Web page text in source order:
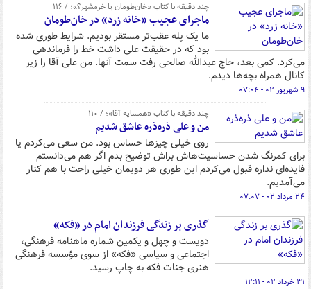
چند دقیقه با کتاب «خان‌طومان یا خرمشهر؟»؛ / ۱۱۶
ماجرای عجیب «خانه زرد» در خان‌طومان
ما یک پله عقب‌تر مستقر بودیم. شرایط طوری شده
بود که در حقیقت علی داشت خط را فرماندهی
می‌کرد. کمی بعد، حاج عبدالله صالحی رفت سمت آنها. من علی آقا را زیر
کانال همراه بچه‌ها دیدم.
۹ شهریور ۰۲ - ۰۷:۰۴
چند دقیقه با کتاب «همسایه آقا»؛ / ۱۱۰
من و علی ذره‌ذره عاشق شدیم
روی خیلی چیزها حساس بود. من سعی می‌کردم یا
برای کمرنگ شدن حساسیت‌هاش براش توضیح بدم اگر هم می‌دانستم
فایده‌ای نداره قبول می‌کردم این طوری هر دویمان خیلی راحت با هم کنار
می‌آمدیم.
۲۴ مرداد ۰۲ - ۰۷:۰۷
گذری بر زندگی فرزندان امام در «فکه»
دویست و چهل و یکمین شماره ماهنامه فرهنگی،
اجتماعی و سیاسی «فکه» از سوی مؤسسه فرهنگی
هنری جنات فکه به چاپ رسید.
۳۱ خرداد ۰۲ - ۱۲:۱۱